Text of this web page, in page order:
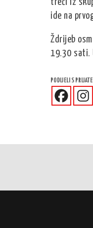
treći iz
ide na
Ždrijeb
19.30 sati.
PODIJELI S